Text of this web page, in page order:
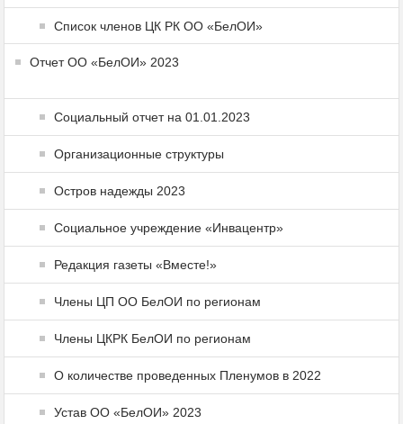
Список членов ЦК РК ОО «БелОИ»
Отчет ОО «БелОИ» 2023
Социальный отчет на 01.01.2023
Организационные структуры
Остров надежды 2023
Социальное учреждение «Инвацентр»
Редакция газеты «Вместе!»
Члены ЦП ОО БелОИ по регионам
Члены ЦКРК БелОИ по регионам
О количестве проведенных Пленумов в 2022
Устав ОО «БелОИ» 2023